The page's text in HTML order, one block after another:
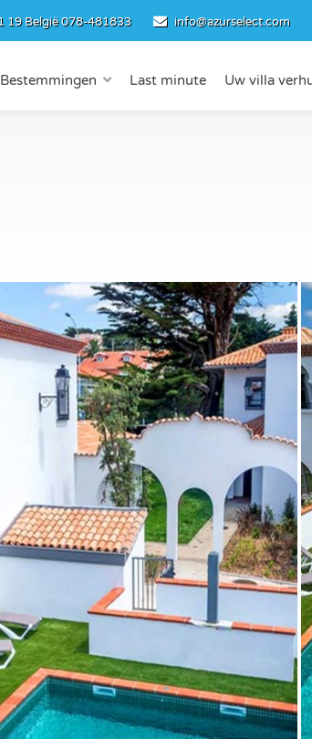
19België078-481833 info@azurselect.com
Bestemmingen Last minute Uw villa